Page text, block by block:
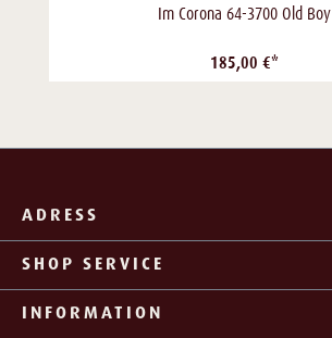
Im Corona 64-3700 Old Boy
185,00 €*
ADRESS
SHOP SERVICE
INFORMATION